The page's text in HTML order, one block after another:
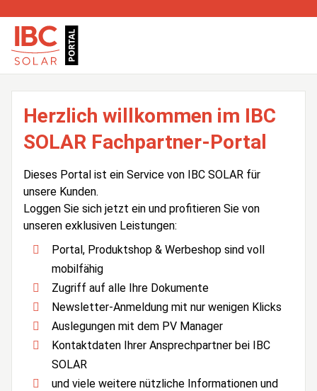
Herzlich willkommen im IBC
SOLAR Fachpartner-Portal
Dieses Portal ist ein Service von IBC SOLAR für
unsere Kunden.
Loggen Sie sich jetzt ein und profitieren Sie von
unseren exklusiven Leistungen:
Portal, Produktshop & Werbeshop sind voll
mobilfähig
Zugriff auf alle Ihre Dokumente
Newsletter-Anmeldung mit nur wenigen Klicks
Auslegungen mit dem PV Manager
Kontaktdaten Ihrer Ansprechpartner bei IBC
SOLAR
und viele weitere nützliche Informationen und